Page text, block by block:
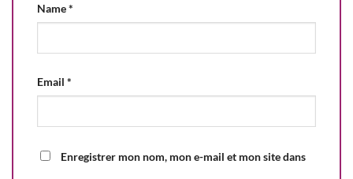
Name*
Email *
Enregistrer mon nom, mon e-mail et mon site dans